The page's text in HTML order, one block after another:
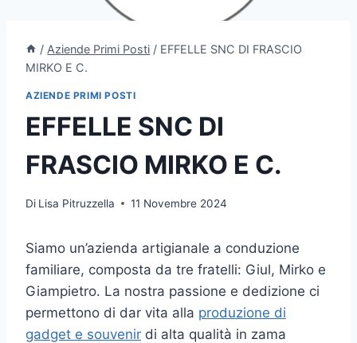
/ Aziende Primi Posti / EFFELLE SNC DI FRASCIO
MIRKO E C.
AZIENDE PRIMI POSTI
EFFELLE SNC DI
FRASCIO MIRKO E C.
Di Lisa Pitruzzella 11 Novembre 2024
Siamo un’azienda artigianale a conduzione
familiare, composta da tre fratelli: Giul, Mirko e
Giampietro. La nostra passione e dedizione ci
permettono di dar vita alla produzione di
gadget e souvenir di alta qualità in zama